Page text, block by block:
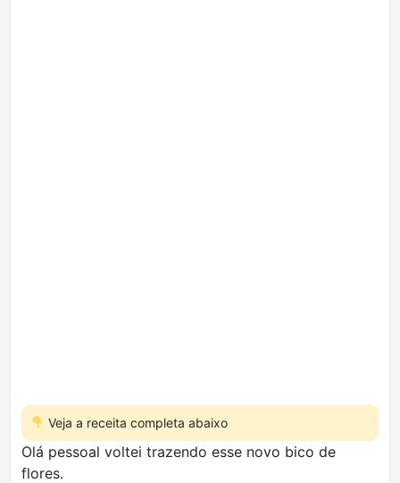
Veja a receita completa abaixo
Olá pessoal voltei trazendo esse novo bico de
flores.